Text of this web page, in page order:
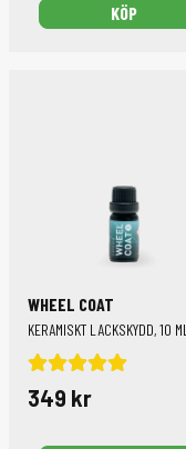
KÖP
WHEEL COAT
KERAMISKT LACKSKYDD, 10 ML
349 kr